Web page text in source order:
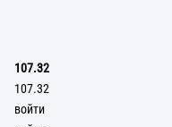
107.32
107.32
войти